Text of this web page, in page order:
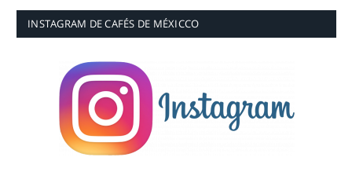
INSTAGRAM DE CAFÉS DE MÉXICCO